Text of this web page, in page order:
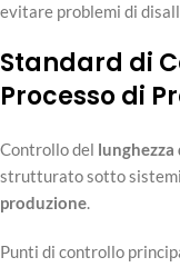
evitare problemi di
Standard di
Processo di
Controllo del
strutturato sotto
produzione.
Punti di controllo